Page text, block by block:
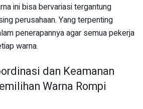
ini bisa bervariasi tergantung
perusahaan. Yang terpenting
penerapannya agar semua pekerja
warna.
dan Keamanan
Warna Rompi